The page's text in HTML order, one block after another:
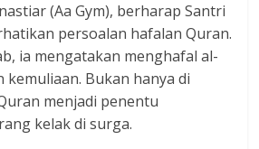
(Aa Gym), berharap Santri
persoalan hafalan Quran.
ia mengatakan menghafal al-
Bukan hanya di
menjadi penentu
kelak di surga.